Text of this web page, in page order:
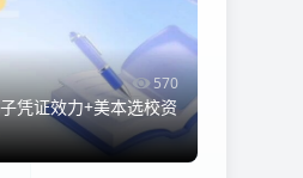
570
凭证效力+美本选校资